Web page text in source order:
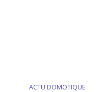
ACTU DOMOTIQUE